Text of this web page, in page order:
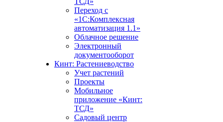
Переход с
«1С:Комплексная
автоматизация 1.1»
Облачное решение
Электронный
документооборот
Кинт: Растениеводство
Учет растений
Проекты
Мобильное
приложение «Кинт:
ТСД»
Садовый центр